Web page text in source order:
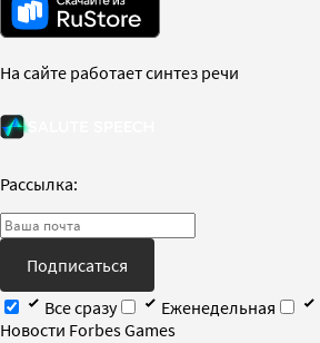
На сайте работает синтез речи
Рассылка:
Подписаться
Все сразу
Еженедельная
Новости Forbes Games